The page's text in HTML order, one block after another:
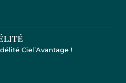
Ciel’Avantage !